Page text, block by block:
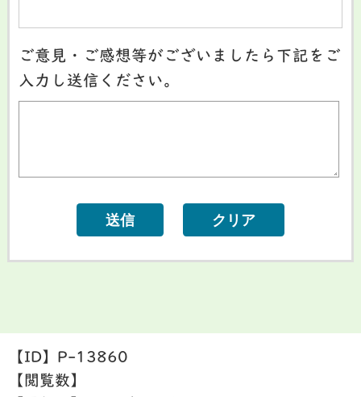
ご意見・ご感想等がございましたら下記をご
入力し送信ください。
【ID】 P-13860
【閲覧数】